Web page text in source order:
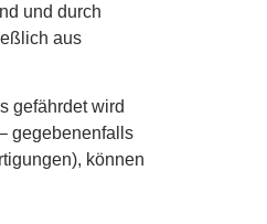
und durch
aus
gefährdet wird
gegebenenfalls
können